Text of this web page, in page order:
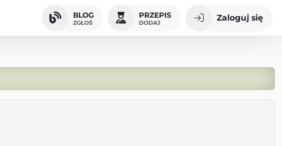
BLOG
ZGŁOŚ
PRZEPIS
DODAJ Zaloguj się